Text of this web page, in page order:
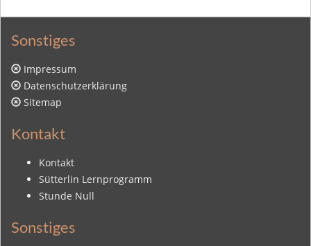
Sonstiges
Impressum
Datenschutzerklärung
Sitemap
Kontakt
Kontakt
Sütterlin Lernprogramm
Stunde Null
Sonstiges